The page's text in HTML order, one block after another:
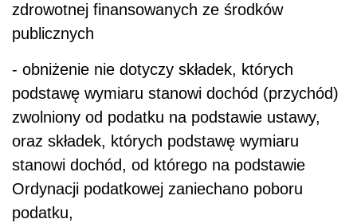
zdrowotnej finansowanych ze środków
publicznych
- obniżenie nie dotyczy składek, których
podstawę wymiaru stanowi dochód (przychód)
zwolniony od podatku na podstawie ustawy,
oraz składek, których podstawę wymiaru
stanowi dochód, od którego na podstawie
Ordynacji podatkowej zaniechano poboru
podatku,